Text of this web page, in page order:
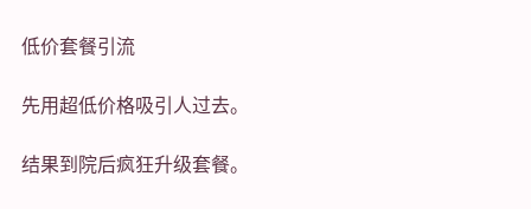
低价套餐引流
先用超低价格吸引人过去。
结果到院后疯狂升级套餐。